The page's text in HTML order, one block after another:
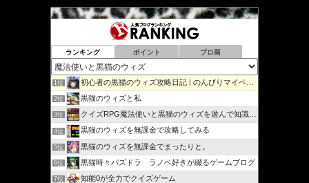
ランキング ポイント ブロ画
1位 初心者の黒猫のウィズ攻略日記 | のんびりマイペースで攻略…
2位 黒猫のウィズと私
3位 クイズRPG魔法使いと黒猫のウィズを遊んで知識を増やそう
4位 黒猫のウィズを無課金で攻略してみる
5位 黒猫のウィズを無課金でまったりと。
6位 黒猫時々パズドラ ラノベ好きが綴るゲームブログ
7位 知能0が全力でクイズゲーム